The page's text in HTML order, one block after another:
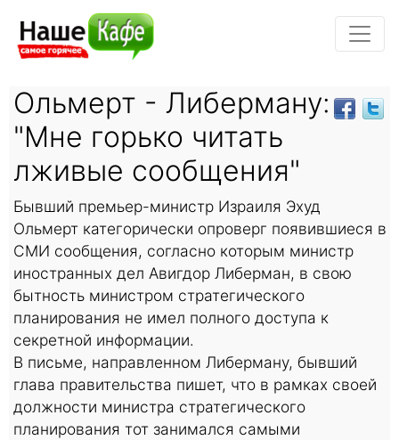
Ольмерт - Либерману:
"Мне горько читать
лживые сообщения"
Бывший премьер-министр Израиля Эхуд
Ольмерт категорически опроверг появившиеся в
СМИ сообщения, согласно которым министр
иностранных дел Авигдор Либерман, в свою
бытность министром стратегического
планирования не имел полного доступа к
секретной информации.
В письме, направленном Либерману, бывший
глава правительства пишет, что в рамках своей
должности министра стратегического
планирования тот занимался самыми